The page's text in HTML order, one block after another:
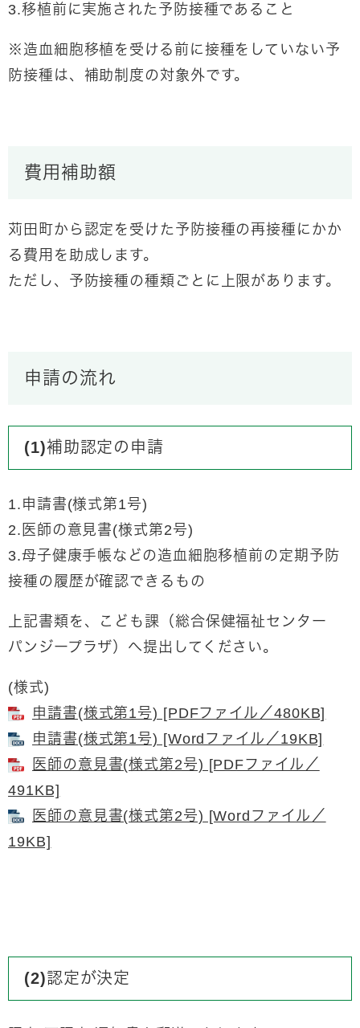
3.移植前に実施された予防接種であること
※造血細胞移植を受ける前に接種をしていない予
防接種は、補助制度の対象外です。
費用補助額
苅田町から認定を受けた予防接種の再接種にかか
る費用を助成します。
ただし、予防接種の種類ごとに上限があります。
申請の流れ
(1)補助認定の申請
1.申請書(様式第1号)
2.医師の意見書(様式第2号)
3.母子健康手帳などの造血細胞移植前の定期予防
接種の履歴が確認できるもの
上記書類を、こども課（総合保健福祉センター
パンジープラザ）へ提出してください。
(様式)
申請書(様式第1号) [PDFファイル／480KB]
申請書(様式第1号) [Wordファイル／19KB]
医師の意見書(様式第2号) [PDFファイル／
491KB]
医師の意見書(様式第2号) [Wordファイル／
19KB]
(2)認定が決定